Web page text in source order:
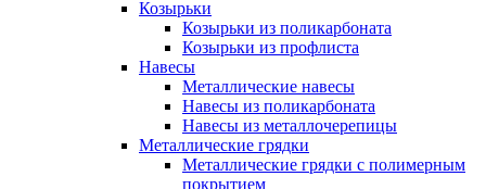
Козырьки
Козырьки из поликарбоната
Козырьки из профлиста
Навесы
Металлические навесы
Навесы из поликарбоната
Навесы из металлочерепицы
Металлические грядки
Металлические грядки с полимерным
покрытием